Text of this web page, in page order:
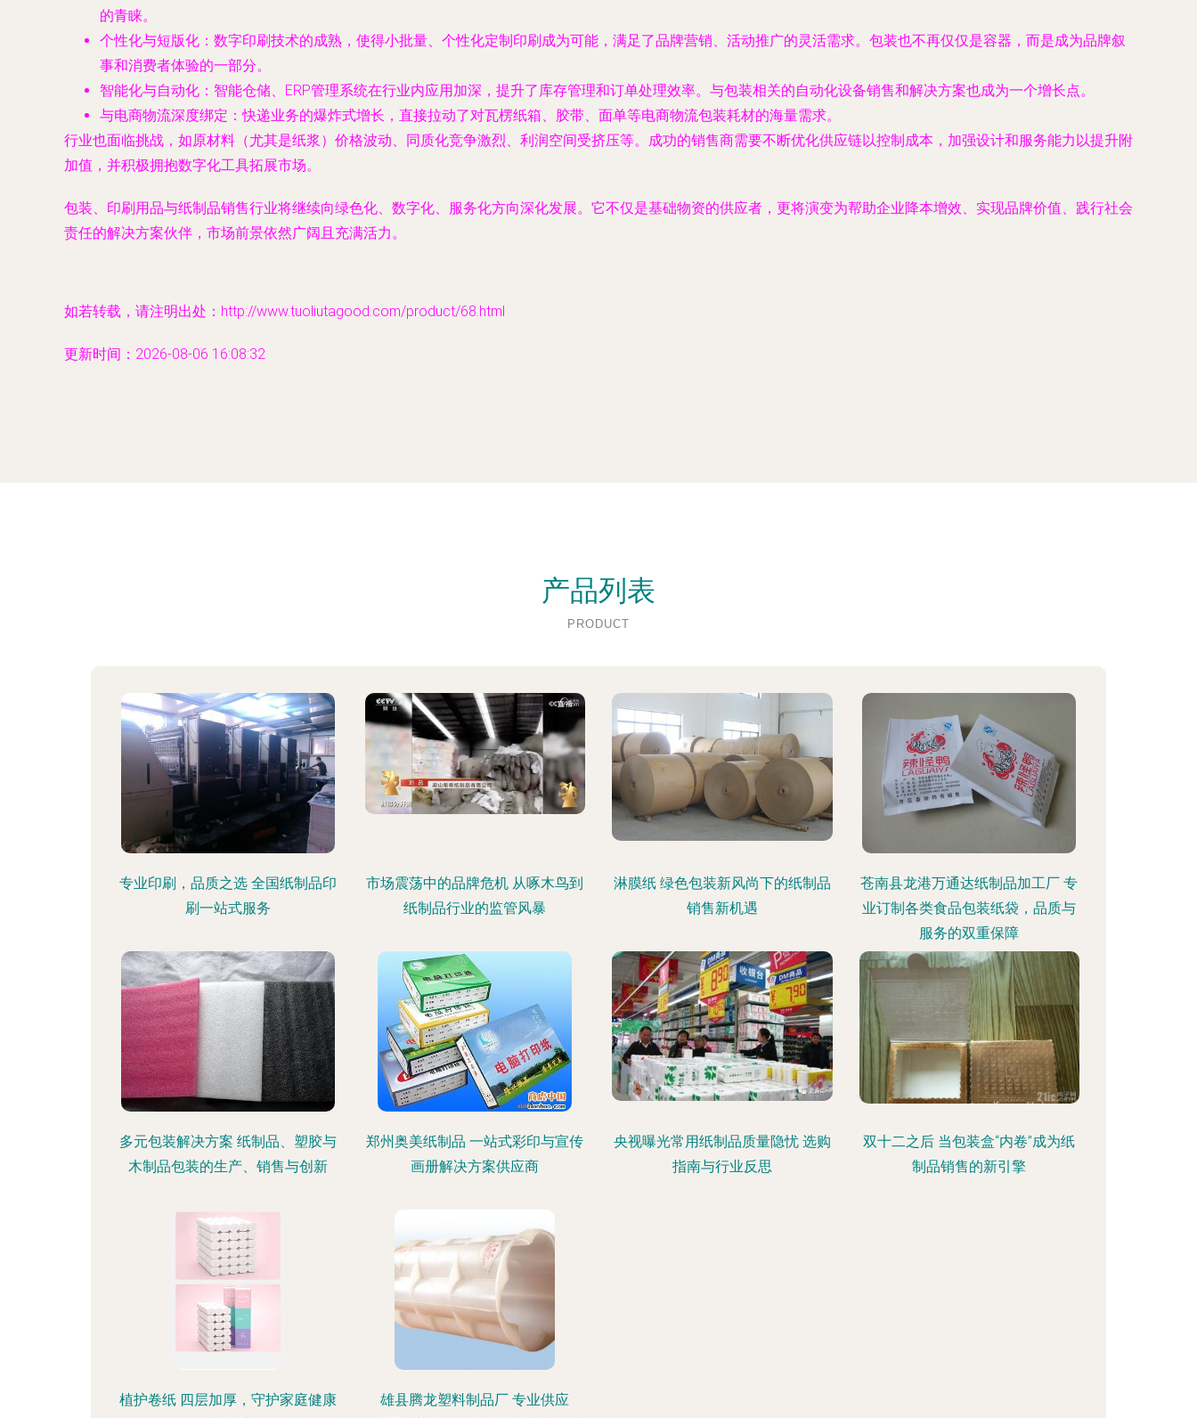
的青睐。
个性化与短版化 ：数字印刷技术的成熟，使得小批量、个性化定制印刷成为可能，满足了品牌营销、活动推广的灵活需求。包装也不再仅仅是容器，而是成为品牌叙
事和消费者体验的一部分。
智能化与自动化 ：智能仓储、ERP管理系统在行业内应用加深，提升了库存管理和订单处理效率。与包装相关的自动化设备销售和解决方案也成为一个增长点。
与电商物流深度绑定 ：快递业务的爆炸式增长，直接拉动了对瓦楞纸箱、胶带、面单等电商物流包装耗材的海量需求。
行业也面临挑战，如原材料（尤其是纸浆）价格波动、同质化竞争激烈、利润空间受挤压等。成功的销售商需要不断优化供应链以控制成本，加强设计和服务能力以提升附
加值，并积极拥抱数字化工具拓展市场。
包装、印刷用品与纸制品销售行业将继续向绿色化、数字化、服务化方向深化发展。它不仅是基础物资的供应者，更将演变为帮助企业降本增效、实现品牌价值、践行社会
责任的解决方案伙伴，市场前景依然广阔且充满活力。
如若转载，请注明出处：http://www.tuoliutagood.com/product/68.html
更新时间：2026-08-06 16:08:32
产品列表
PRODUCT
专业印刷，品质之选 全国纸制品印
刷一站式服务
市场震荡中的品牌危机 从啄木鸟到
纸制品行业的监管风暴
淋膜纸 绿色包装新风尚下的纸制品
销售新机遇
苍南县龙港万通达纸制品加工厂 专
业订制各类食品包装纸袋，品质与
服务的双重保障
多元包装解决方案 纸制品、塑胶与
木制品包装的生产、销售与创新
郑州奥美纸制品 一站式彩印与宣传
画册解决方案供应商
央视曝光常用纸制品质量隐忧 选购
指南与行业反思
双十二之后 当包装盒“内卷”成为纸
制品销售的新引擎
植护卷纸 四层加厚，守护家庭健康
雄县腾龙塑料制品厂 专业供应